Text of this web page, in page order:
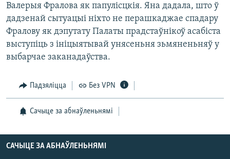
Валерыя Фралова як папулісцкія. Яна дадала, што ў
дадзенай сытуацыі ніхто не перашкаджае спадару
Фралову як дэпутату Палаты прадстаўнікоў асабіста
выступіць з ініцыятывай унясеньня зьмяненьняў у
выбарчае заканадаўства.
Падзяліцца Без VPN
Сачыце за абнаўленьнямі
САЧЫЦЕ ЗА АБНАЎЛЕНЬНЯМІ